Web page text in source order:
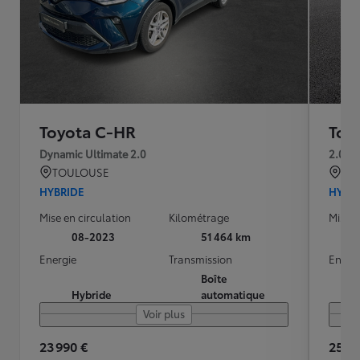
Toyota C-HR
Dynamic Ultimate 2.0
TOULOUSE
HYBRIDE
Mise en circulation
08-2023
Kilométrage
51 464 km
Energie
Hybride
Transmission
Boîte
automatique
Voir plus
23 990 €
2.0
Mise
25